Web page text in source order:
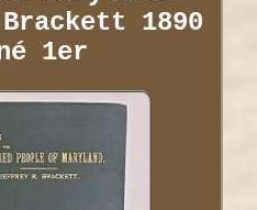
1890
1er